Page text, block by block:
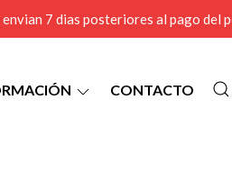
7 dias posteriores al pago del
CONTACTO